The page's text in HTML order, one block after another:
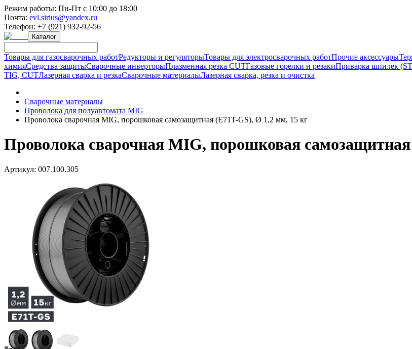
Режим работы: Пн-Пт с 10:00 до 18:00
Почта: evl.sirius@yandex.ru
Телефон: +7 (921) 932-92-56
Каталог
Товары для газосварочных работРедукторы и регуляторыТовары для электросварочных работПрочие аксессуары
химияСредства защитыСварочные инверторыПлазменная резка CUTГазовые горелки и резакиПриварка шпилек
TIG, CUTЛазерная сварка и резкаСварочные материалыЛазерная сварка, резка и очистка
Сварочные материалы
Проволока для полуавтомата MIG
Проволока сварочная MIG, порошковая самозащитная (E71T-GS), Ø 1,2 мм, 15 кг
Проволока сварочная MIG, порошковая
Артикул: 007.100.305